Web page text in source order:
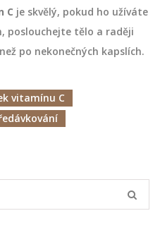
C je skvělý, pokud ho užíváte
poslouchejte tělo a raději
po nekonečných kapslích.
vitamínu C